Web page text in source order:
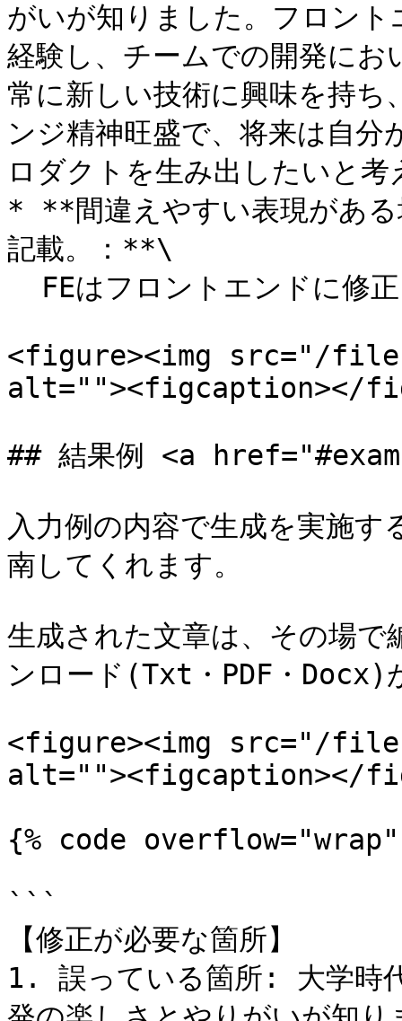
がいが知りました。フロン
経験し、チームでの開発に
常に新しい技術に興味を持
ンジ精神旺盛で、将来は自
ロダクトを生み出したいと
* **間違えやすい表現がある
記載。：**\
<figure><img src="/
alt=""><figcaption></
## 結果例 <a
入力例の内容で生成を実施
南してくれます。
生成された文章は、その場
ンロード(Txt・PDF・Docx)
<figure><img src="/files/
alt=""><figcaption></
{% code
```
【修正が必要な箇所】
1. 誤っている箇所: 大学時